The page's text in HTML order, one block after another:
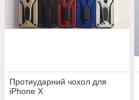
Протиударний чохол для
iPhone X